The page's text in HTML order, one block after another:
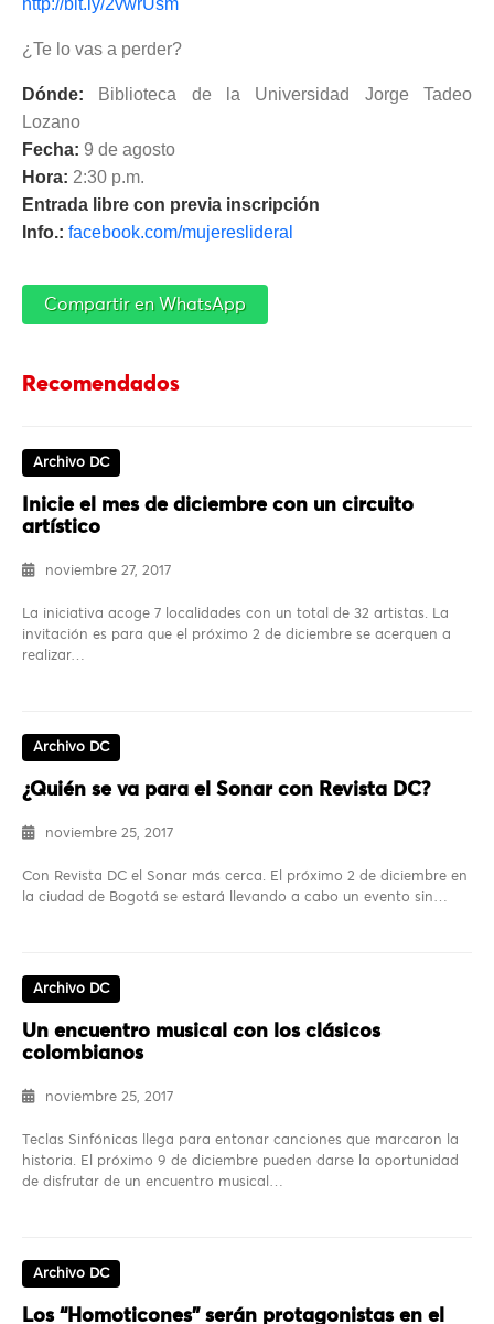
http://bit.ly/2vwrUsm
¿Te lo vas a perder?
Dónde: Biblioteca de la Universidad Jorge Tadeo
Lozano
Fecha: 9 de agosto
Hora: 2:30 p.m.
Entrada libre con previa inscripción
Info.: facebook.com/mujereslideral
Compartir en WhatsApp
Recomendados
Archivo DC
Inicie el mes de diciembre con un circuito
artístico
noviembre 27, 2017
La iniciativa acoge 7 localidades con un total de 32 artistas. La
invitación es para que el próximo 2 de diciembre se acerquen a
realizar…
Archivo DC
¿Quién se va para el Sonar con Revista DC?
noviembre 25, 2017
Con Revista DC el Sonar más cerca. El próximo 2 de diciembre en
la ciudad de Bogotá se estará llevando a cabo un evento sin…
Archivo DC
Un encuentro musical con los clásicos
colombianos
noviembre 25, 2017
Teclas Sinfónicas llega para entonar canciones que marcaron la
historia. El próximo 9 de diciembre pueden darse la oportunidad
de disfrutar de un encuentro musical…
Archivo DC
Los “Homoticones” serán protagonistas en el